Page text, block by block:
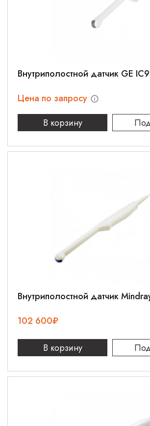
Внутриполостной датчик GE
Цена по запросу
В корзину
Внутриполостной датчик
102 600₽
В корзину